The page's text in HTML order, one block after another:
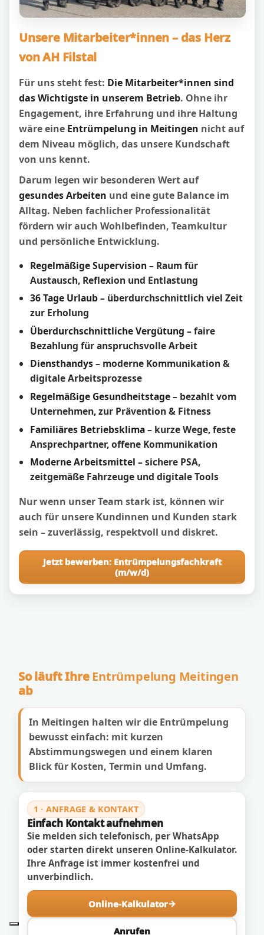
Unsere Mitarbeiter*innen – das Herz
von AH Filstal
Für uns steht fest: Die Mitarbeiter*innen sind
das Wichtigste in unserem Betrieb. Ohne ihr
Engagement, ihre Erfahrung und ihre Haltung
wäre eine Entrümpelung in Meitingen nicht auf
dem Niveau möglich, das unsere Kundschaft
von uns kennt.
Darum legen wir besonderen Wert auf
gesundes Arbeiten und eine gute Balance im
Alltag. Neben fachlicher Professionalität
fördern wir auch Wohlbefinden, Teamkultur
und persönliche Entwicklung.
Regelmäßige Supervision– Raum für
Austausch, Reflexion und Entlastung
36 Tage Urlaub– überdurchschnittlich viel Zeit
zur Erholung
Überdurchschnittliche Vergütung – faire
Bezahlung für anspruchsvolle Arbeit
Diensthandys– moderne Kommunikation &
digitale Arbeitsprozesse
Regelmäßige Gesundheitstage– bezahlt vom
Unternehmen, zur Prävention & Fitness
Familiäres Betriebsklima– kurze Wege, feste
Ansprechpartner, offene Kommunikation
Moderne Arbeitsmittel – sichere PSA,
zeitgemäße Fahrzeuge und digitale Tools
Nur wenn unser Team stark ist, können wir
auch für unsere Kundinnen und Kunden stark
sein – zuverlässig, respektvoll und diskret.
Jetzt bewerben: Entrümpelungsfachkraft
(m/w/d)
So läuft IhreEntrümpelung Meitingen
ab
In Meitingen halten wir die Entrümpelung
bewusst einfach: mit kurzen
Abstimmungswegen und einem klaren
Blick für Kosten, Termin und Umfang.
1 · ANFRAGE & KONTAKT
Einfach Kontakt aufnehmen
Sie melden sich telefonisch, per WhatsApp
oder starten direkt unseren Online-Kalkulator.
Ihre Anfrage ist immer kostenfrei und
unverbindlich.
Online-Kalkulator
Anrufen